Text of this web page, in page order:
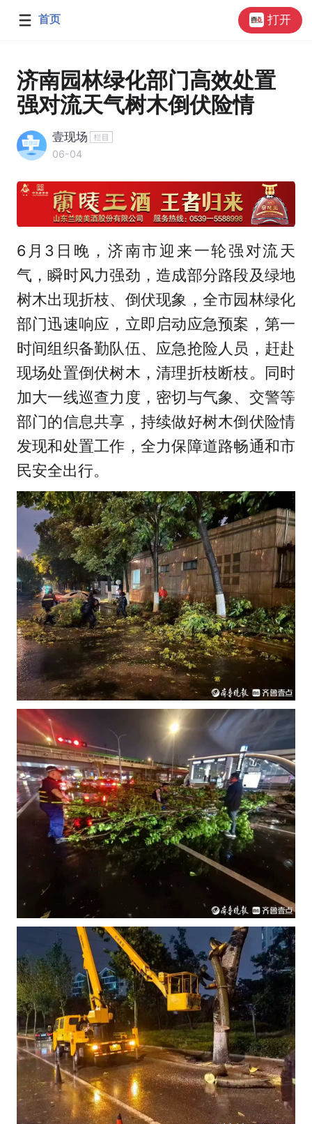
首页 打开
济南园林绿化部门高效处置
强对流天气树木倒伏险情
壹现场
06-04
6月3日晚，济南市迎来一轮强对流天
气，瞬时风力强劲，造成部分路段及绿地
树木出现折枝、倒伏现象，全市园林绿化
部门迅速响应，立即启动应急预案，第一
时间组织备勤队伍、应急抢险人员，赶赴
现场处置倒伏树木，清理折枝断枝。同时
加大一线巡查力度，密切与气象、交警等
部门的信息共享，持续做好树木倒伏险情
发现和处置工作，全力保障道路畅通和市
民安全出行。